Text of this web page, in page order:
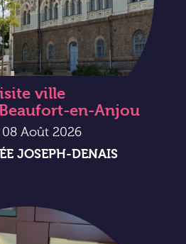
ville
en-Anjou
08 Août 2026
JOSEPH-DENAIS